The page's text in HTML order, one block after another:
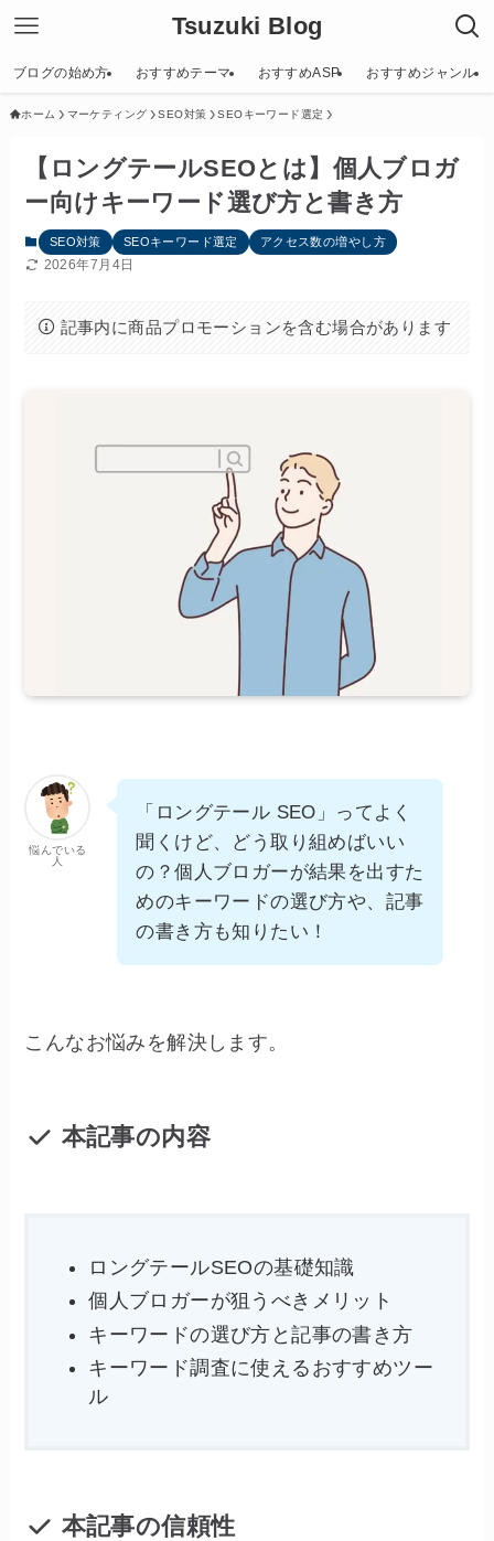
Tsuzuki Blog
ブログの始め方 おすすめテーマ おすすめASP おすすめジャンル
ホーム マーケティング SEO対策 SEOキーワード選定
【ロングテールSEOとは】個人ブロガ
ー向けキーワード選び方と書き方
SEO対策 SEOキーワード選定 アクセス数の増やし方
2026年7月4日
記事内に商品プロモーションを含む場合があります
悩んでいる
人
「ロングテール SEO」ってよく
聞くけど、どう取り組めばいい
の？個人ブロガーが結果を出すた
めのキーワードの選び方や、記事
の書き方も知りたい！
こんなお悩みを解決します。
本記事の内容
ロングテールSEOの基礎知識
個人ブロガーが狙うべきメリット
キーワードの選び方と記事の書き方
キーワード調査に使えるおすすめツー
ル
本記事の信頼性